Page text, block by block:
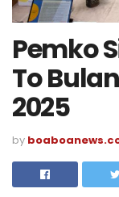
Pemko
To
2025
by